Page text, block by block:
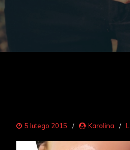
5 lutego 2015 Karolina